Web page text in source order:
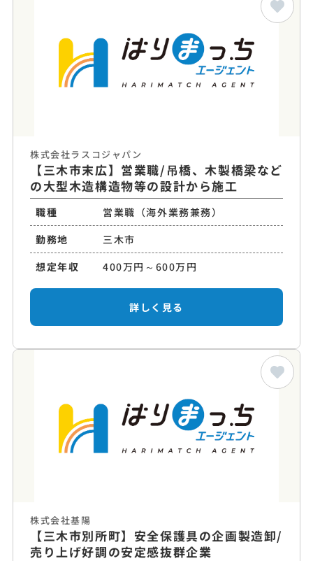
株式会社ラスコジャパン
【三木市末広】営業職/吊橋、木製橋梁など
の大型木造構造物等の設計から施工
職種
営業職（海外業務兼務）
勤務地
三木市
想定年収
400万円～600万円
詳しく見る
株式会社基陽
【三木市別所町】安全保護具の企画製造卸/
売り上げ好調の安定感抜群企業